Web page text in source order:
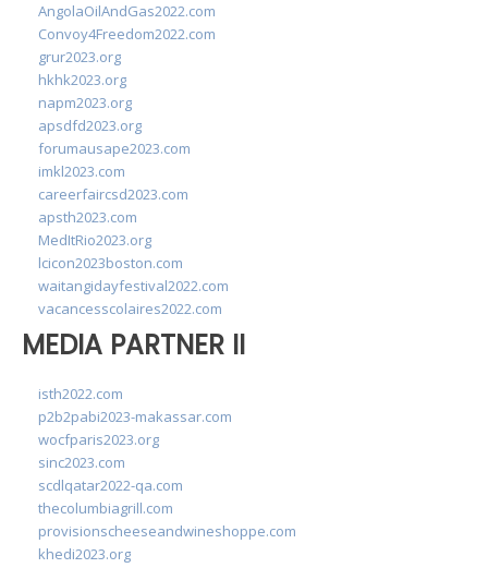
AngolaOilAndGas2022.com
Convoy4Freedom2022.com
grur2023.org
hkhk2023.org
napm2023.org
apsdfd2023.org
forumausape2023.com
imkl2023.com
careerfaircsd2023.com
apsth2023.com
MedItRio2023.org
lcicon2023boston.com
waitangidayfestival2022.com
vacancesscolaires2022.com
MEDIA PARTNER II
isth2022.com
p2b2pabi2023-makassar.com
wocfparis2023.org
sinc2023.com
scdlqatar2022-qa.com
thecolumbiagrill.com
provisionscheeseandwineshoppe.com
khedi2023.org